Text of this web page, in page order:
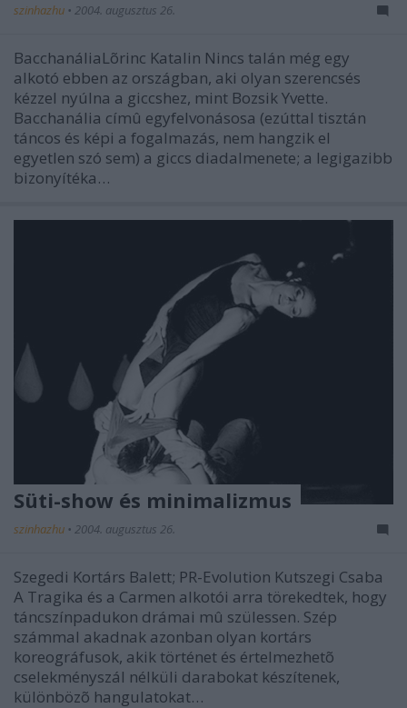
szinhazhu • 2004. augusztus 26.
BacchanáliaLõrinc Katalin Nincs talán még egy
alkotó ebben az országban, aki olyan szerencsés
kézzel nyúlna a giccshez, mint Bozsik Yvette.
Bacchanália címû egyfelvonásosa (ezúttal tisztán
táncos és képi a fogalmazás, nem hangzik el
egyetlen szó sem) a giccs diadalmenete; a legigazibb
bizonyítéka…
Süti-show és minimalizmus
szinhazhu • 2004. augusztus 26.
Szegedi Kortárs Balett; PR-Evolution Kutszegi Csaba
A Tragika és a Carmen alkotói arra törekedtek, hogy
táncszínpadukon drámai mû szülessen. Szép
számmal akadnak azonban olyan kortárs
koreográfusok, akik történet és értelmezhetõ
cselekményszál nélküli darabokat készítenek,
különbözõ hangulatokat…